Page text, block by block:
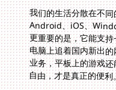
我们的生活分散在不
Android、iOS、
更重要的是，它能支持一
电脑上追着国内新出的网
业务，平板上的游戏还能
自由，才是真正的便利